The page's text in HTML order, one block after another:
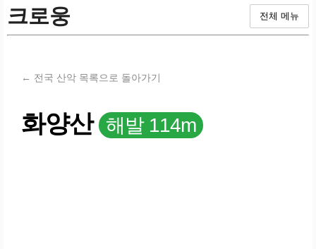
크로웅 전체 메뉴
← 전국 산악 목록으로 돌아가기
화양산 해발 114m